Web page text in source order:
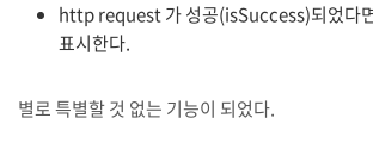
http request 가 성공(isSuccess)되었다
표시한다.
별로 특별할 것 없는 기능이 되었다.